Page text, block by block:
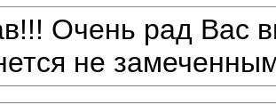
Очень рад Вас
не